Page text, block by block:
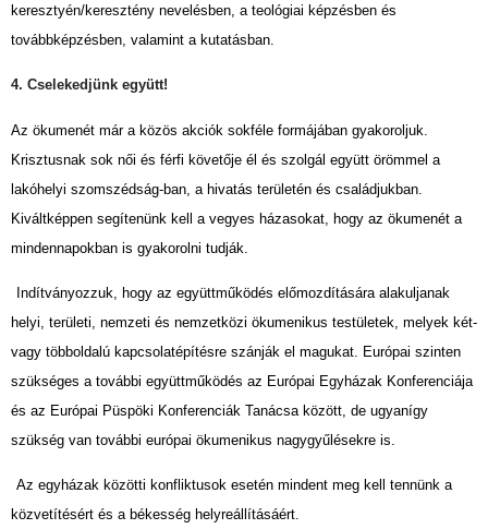
keresztyén/keresztény nevelésben, a teológiai képzésben és
továbbképzésben, valamint a kutatásban.
4. Cselekedjünk együtt!
Az ökumenét már a közös akciók sokféle formájában gyakoroljuk.
Krisztusnak sok női és férfi követője él és szolgál együtt örömmel a
lakóhelyi szomszédság-ban, a hivatás területén és családjukban.
Kiváltképpen segítenünk kell a vegyes házasokat, hogy az ökumenét a
mindennapokban is gyakorolni tudják.
Indítványozzuk, hogy az együttműködés előmozdítására alakuljanak
helyi, területi, nemzeti és nemzetközi ökumenikus testületek, melyek két-
vagy többoldalú kapcsolatépítésre szánják el magukat. Európai szinten
szükséges a további együttműködés az Európai Egyházak Konferenciája
és az Európai Püspöki Konferenciák Tanácsa között, de ugyanígy
szükség van további európai ökumenikus nagygyűlésekre is.
Az egyházak közötti konfliktusok esetén mindent meg kell tennünk a
közvetítésért és a békesség helyreállításáért.